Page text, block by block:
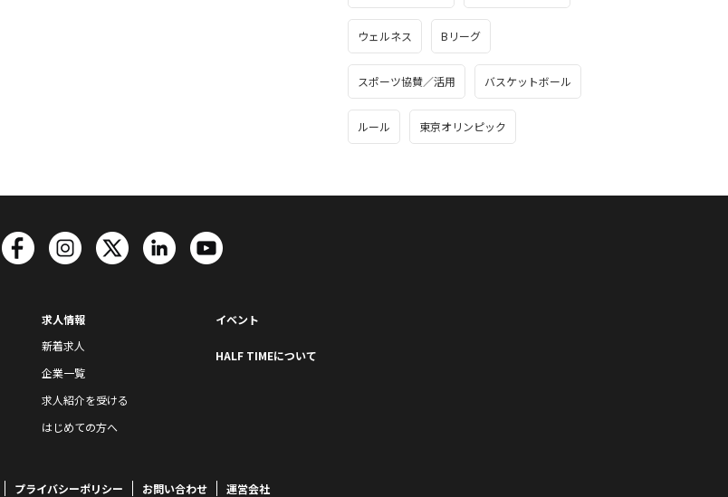
ウェルネス Bリーグ
スポーツ協賛／活用 バスケットボール
ルール 東京オリンピック
求人情報
新着求人
企業一覧
求人紹介を受ける
はじめての方へ
イベント
HALF TIMEについて
プライバシーポリシー お問い合わせ 運営会社